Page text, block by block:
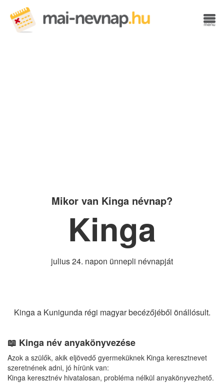
Mikor van Kinga névnap?
Kinga
julius 24. napon ünnepli névnapját
Kinga a Kunigunda régi magyar becézőjéből önállósult.
📖 Kinga név anyakönyvezése
Azok a szülők, akik eljövedő gyermeküknek Kinga keresztnevet
szeretnének adni, jó hírünk van:
Kinga keresztnév hivatalosan, probléma nélkül anyakönyvezhető.